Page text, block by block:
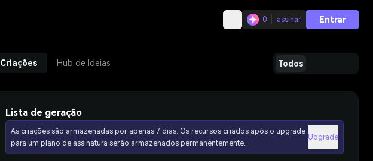
0 assinar Entrar
Criações Hub de Ideias Todos
Lista de geração
As criações são armazenadas por apenas 7 dias. Os recursos criados após o upgrade
para um plano de assinatura serão armazenados permanentemente.
Upgrade